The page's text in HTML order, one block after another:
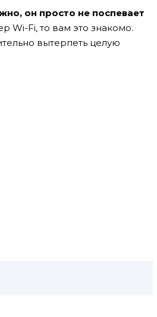
он просто не поспевает
Wi-Fi, то вам это знакомо.
вытерпеть целую